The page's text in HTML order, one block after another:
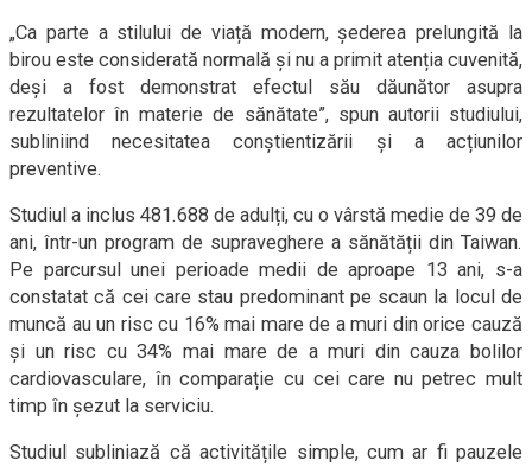
„Ca parte a stilului de viață modern, șederea prelungită la
birou este considerată normală și nu a primit atenția cuvenită,
deși a fost demonstrat efectul său dăunător asupra
rezultatelor în materie de sănătate”, spun autorii studiului,
subliniind necesitatea conștientizării și a acțiunilor
preventive.
Studiul a inclus 481.688 de adulți, cu o vârstă medie de 39 de
ani, într-un program de supraveghere a sănătății din Taiwan.
Pe parcursul unei perioade medii de aproape 13 ani, s-a
constatat că cei care stau predominant pe scaun la locul de
muncă au un risc cu 16% mai mare de a muri din orice cauză
și un risc cu 34% mai mare de a muri din cauza bolilor
cardiovasculare, în comparație cu cei care nu petrec mult
timp în șezut la serviciu.
Studiul subliniază că activitățile simple, cum ar fi pauzele